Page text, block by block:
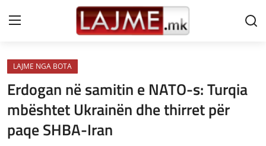
Shtëpi
LAJME MAQEDONI
SHQIPERI
LAJME NGA BOTA
Erdogan në samitin e NATO-s: Turqia
mbështet Ukrainën dhe thirret për
paqe SHBA-Iran